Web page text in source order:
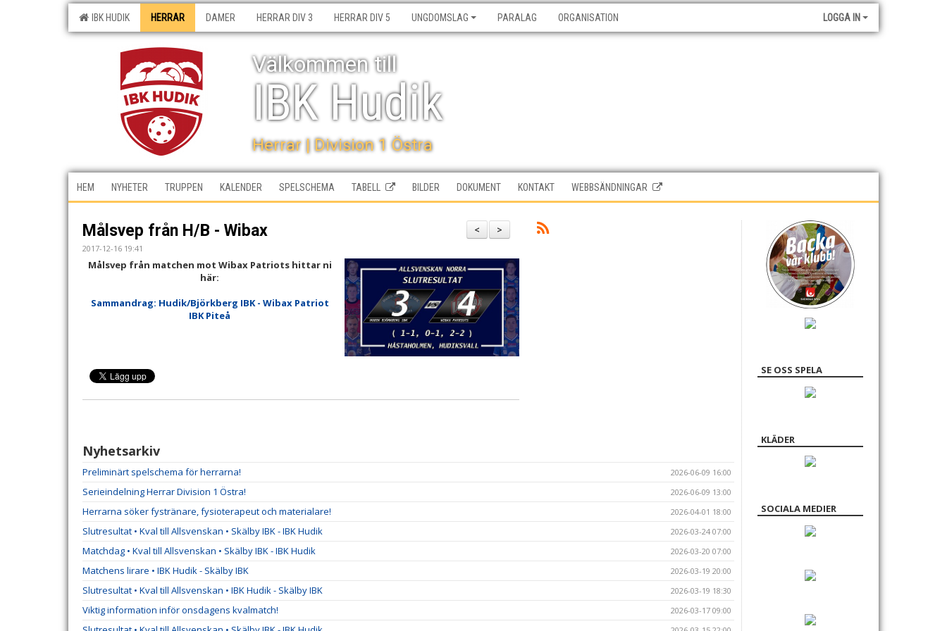
IBK HUDIK HERRAR DAMER HERRAR DIV 3 HERRAR DIV 5 UNGDOMSLAG PARALAG ORGANISATION LOGGA IN
IBK Hudik
Välkommen till
Herrar | Division 1 Östra
HEM NYHETER TRUPPEN KALENDER SPELSCHEMA TABELL BILDER DOKUMENT KONTAKT WEBBSÄNDNINGAR
>
<
Målsvep från H/B - Wibax
2017-12-16 19:41
Målsvep från matchen mot Wibax Patriots hittar ni
här:
Sammandrag: Hudik/Björkberg IBK - Wibax Patriot
IBK Piteå
Nyhetsarkiv
Preliminärt spelschema för herrarna! 2026-06-09 16:00
Serieindelning Herrar Division 1 Östra! 2026-06-09 13:00
Herrarna söker fystränare, fysioterapeut och materialare! 2026-04-01 18:00
Slutresultat • Kval till Allsvenskan • Skälby IBK - IBK Hudik 2026-03-24 07:00
Matchdag • Kval till Allsvenskan • Skälby IBK - IBK Hudik 2026-03-20 07:00
Matchens lirare • IBK Hudik - Skälby IBK 2026-03-19 20:00
Slutresultat • Kval till Allsvenskan • IBK Hudik - Skälby IBK 2026-03-19 18:30
Viktig information inför onsdagens kvalmatch! 2026-03-17 09:00
SE OSS SPELA
KLÄDER
SOCIALA MEDIER